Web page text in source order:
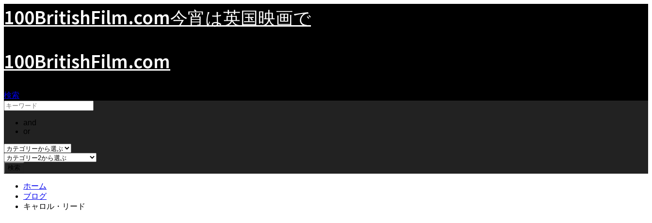
100BritishFilm.com今宵は英国映画で
100BritishFilm.com
検索
and
or
ホーム
ブログ
キャロル・リード